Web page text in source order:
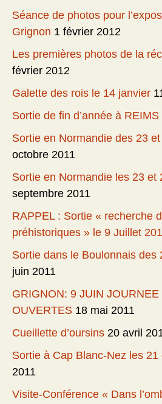
Séance de photos pour
Grignon 1 février 2012
Les premières photos de la
février 2012
Galette des rois le 14 janvier
Sortie de fin d’année à REIMS
Sortie en Normandie des 23
octobre 2011
Sortie en Normandie les 23 et
septembre 2011
RAPPEL : Sortie « recherche
préhistoriques » le 9 Juillet
Sortie dans le Boulonnais des
juin 2011
GRIGNON: 9 JUIN
OUVERTES 18 mai 2011
Cueillette d’oursins 20 avril
Sortie à Cap Blanc-Nez les 21
2011
Visite-Conférence « Dans